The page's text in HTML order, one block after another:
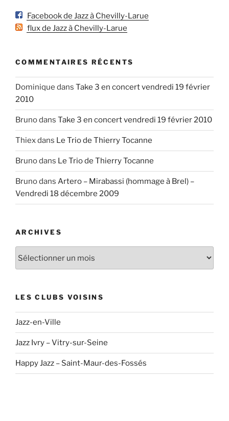
Facebook de Jazz à Chevilly-Larue
flux de Jazz à Chevilly-Larue
COMMENTAIRES RÉCENTS
Dominique dans Take 3 en concert vendredi 19 février
2010
Brunodans Take 3 en concert vendredi 19 février 2010
Thiexdans Le Trio de Thierry Tocanne
Brunodans Le Trio de Thierry Tocanne
Brunodans Artero – Mirabassi (hommage à Brel) –
Vendredi 18 décembre 2009
ARCHIVES
LES CLUBS VOISINS
Jazz-en-Ville
Jazz Ivry – Vitry-sur-Seine
Happy Jazz – Saint-Maur-des-Fossés